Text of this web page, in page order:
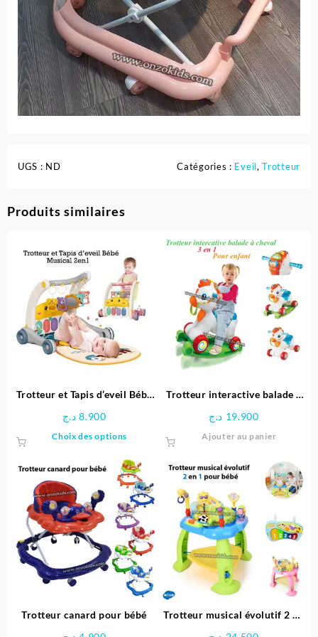
UGS : ND Catégories : Eveil,Trotteur
Produits similaires
Trotteur et Tapis d’eveil Bébé
8.900 د.ج
Choix des options
a
plusieurs
variations.
Les
options
peuvent
être
choisies
sur
la
page
Trotteur interactive balade à
Clementoni
19.900 د.ج
Ajouter au panier
Trotteur canard pour bébé
Trotteur musical évolutif 2 en